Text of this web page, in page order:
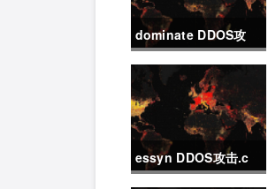
dominate DDOS攻
击.c
essyn DDOS攻击.c